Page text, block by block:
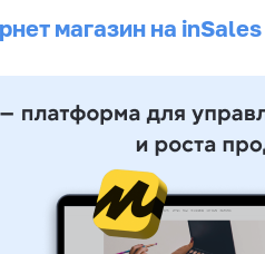
магазин на inSales